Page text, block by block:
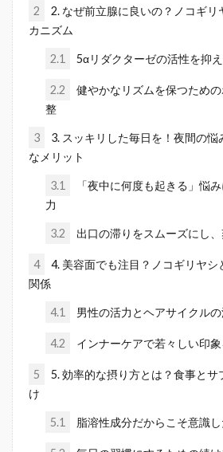
2
2. なぜ前立腺に良いの？ノコギリ
カニズム
2.1 5αリダクターゼの活性を抑
2.2
健やかなリズムを保つため
整
3
3. スッキリした毎日を！夜間の悩
なメリット
3.1
「夜中に何度も起きる」悩
力
3.2 出口の滞りをスムーズにし
4
4. 美容面でも注目？ノコギリヤシ
関係
4.1 男性の活力とヘアサイクル
4.2 インナーケアで若々しい印
5
5. 効率的な摂り方とは？食事と
け
5.1 脂溶性成分だからこそ意識